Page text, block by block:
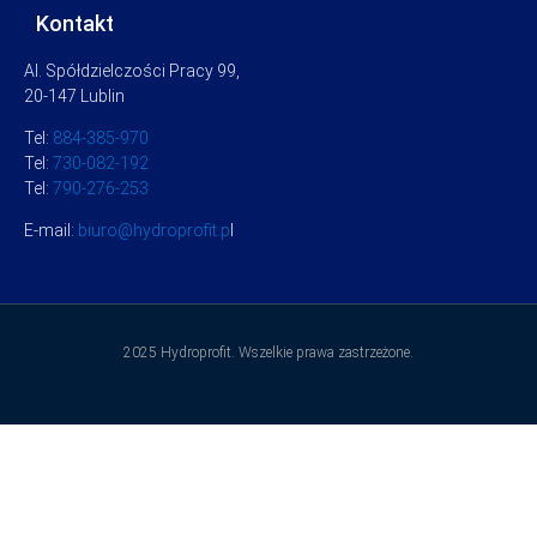
Kontakt
Al. Spółdzielczości Pracy 99,
20-147 Lublin
Tel: 884-385-970
Tel: 730-082-192
Tel: 790-276-253
E-mail: biuro@hydroprofit.p
2025 Hydroprofit. Wszelkie prawa zastrzeżone.